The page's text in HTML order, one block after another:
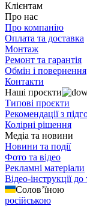
Клієнтам
Про нас
Про компанію
Оплата та доставка
Монтаж
Ремонт та гарантія
Обмін і повернення
Контакти
Наші проєкти
Типові проєкти
Рекомендації з
Колірні рішення
Медіа та новини
Новини та події
Фото та відео
Рекламні матеріали
Відео-інструкції
Солов’їною
російською